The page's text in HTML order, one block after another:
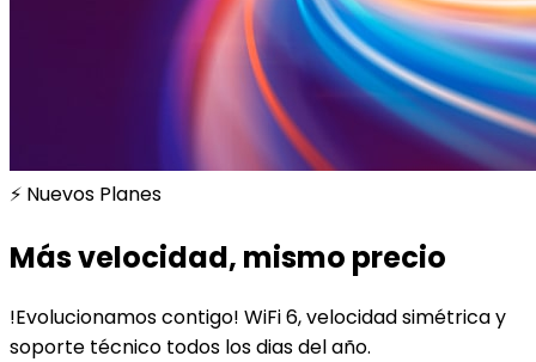
⚡ Nuevos Planes
Más velocidad, mismo precio
!Evolucionamos contigo! WiFi 6, velocidad simétrica y
soporte técnico todos los dias del año.